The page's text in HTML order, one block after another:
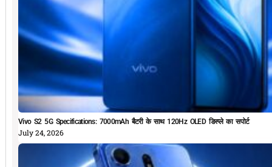
Vivo S2 5G Specifications: 7000mAh बैटरी के साथ 120Hz OLED डिस्प्ले का सपोर्ट
July 24, 2026